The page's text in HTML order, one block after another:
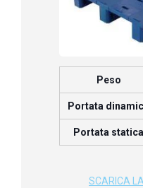
Peso
Portata
Portata statica
SCARICA